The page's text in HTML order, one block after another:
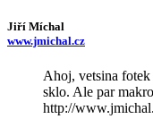
Jiří Míchal
www.jmichal.cz
Ahoj, vetsina
sklo. Ale par
http://